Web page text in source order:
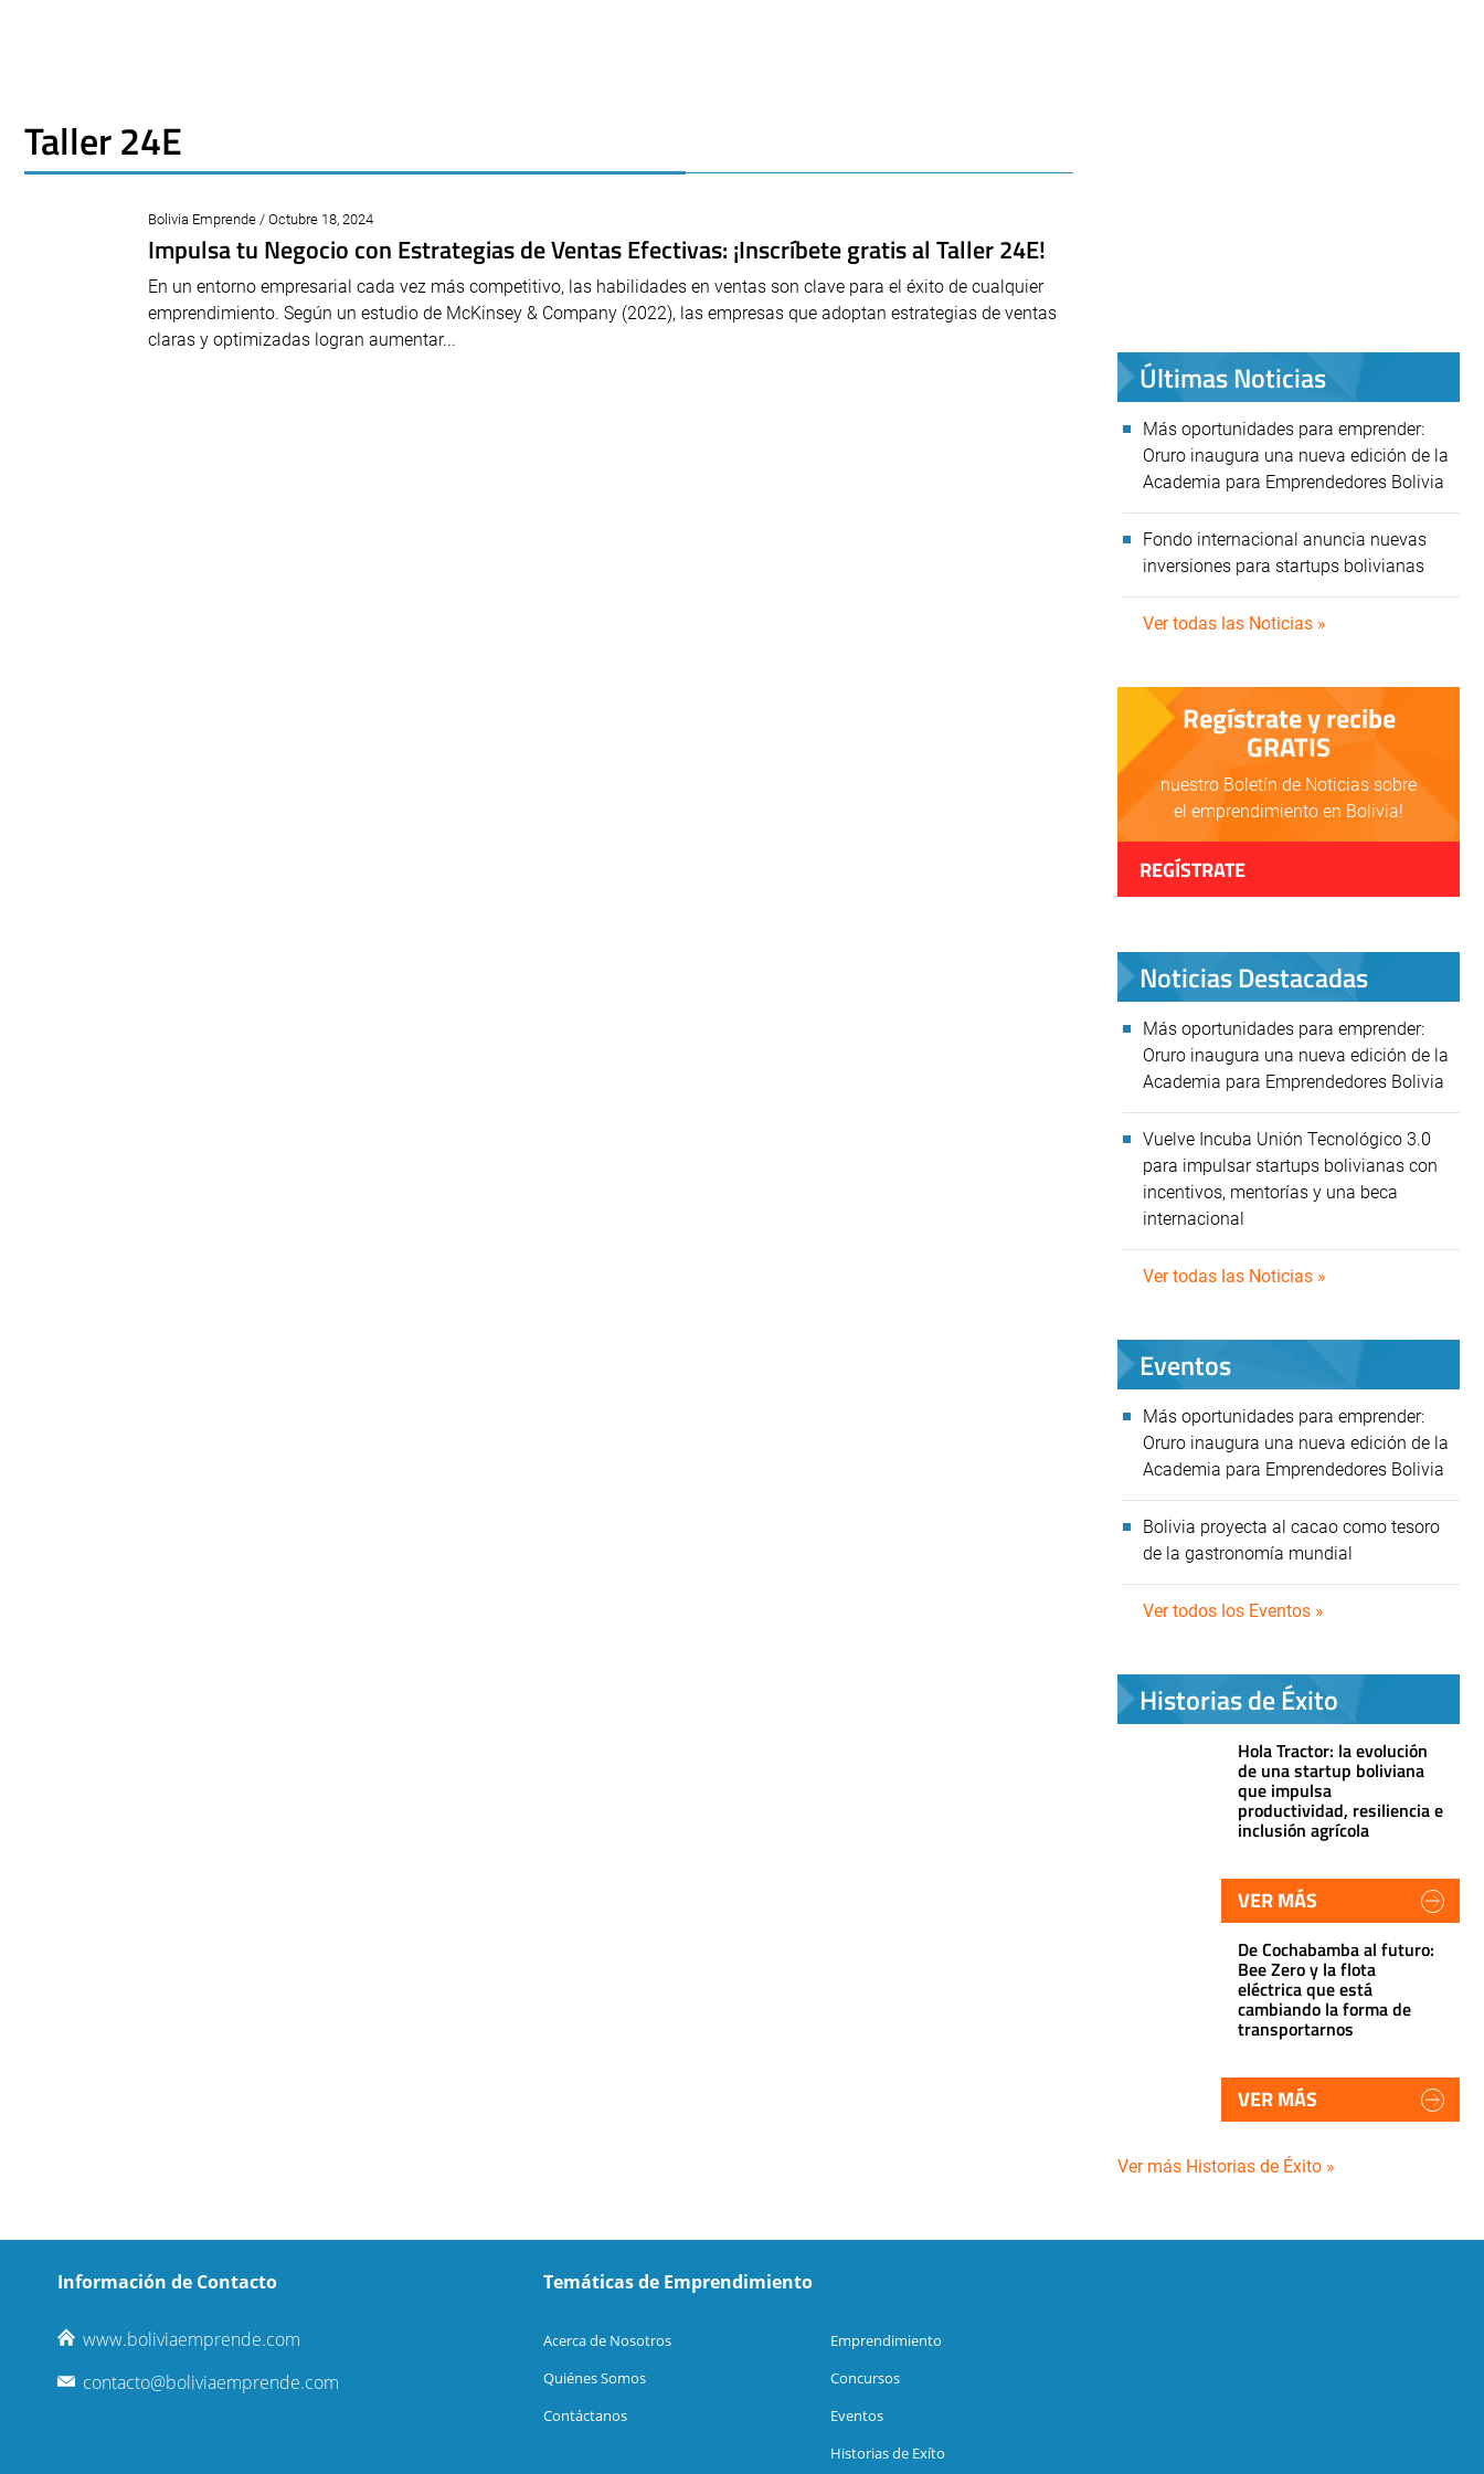
Taller 24E
Bolivia Emprende / Octubre 18, 2024
Impulsa tu Negocio con Estrategias de Ventas Efectivas: ¡Inscríbete gratis al Taller 24E!
En un entorno empresarial cada vez más competitivo, las habilidades en ventas son clave para el éxito de cualquier
emprendimiento. Según un estudio de McKinsey & Company (2022), las empresas que adoptan estrategias de ventas
claras y optimizadas logran aumentar...
Últimas Noticias
Más oportunidades para emprender:
Oruro inaugura una nueva edición de la
Academia para Emprendedores Bolivia
Fondo internacional anuncia nuevas
inversiones para startups bolivianas
Ver todas las Noticias »
Regístrate y recibe
GRATIS
nuestro Boletín de Noticias sobre
el emprendimiento en Bolivia!
REGÍSTRATE
Noticias Destacadas
Más oportunidades para emprender:
Oruro inaugura una nueva edición de la
Academia para Emprendedores Bolivia
Vuelve Incuba Unión Tecnológico 3.0
para impulsar startups bolivianas con
incentivos, mentorías y una beca
internacional
Ver todas las Noticias »
Eventos
Más oportunidades para emprender:
Oruro inaugura una nueva edición de la
Academia para Emprendedores Bolivia
Bolivia proyecta al cacao como tesoro
de la gastronomía mundial
Ver todos los Eventos »
Historias de Éxito
Hola Tractor: la evolución
de una startup boliviana
que impulsa
productividad, resiliencia e
inclusión agrícola
VER MÁS
De Cochabamba al futuro:
Bee Zero y la flota
eléctrica que está
cambiando la forma de
transportarnos
VER MÁS
Ver más Historias de Éxito »
Información de Contacto
www.boliviaemprende.com
contacto@boliviaemprende.com
Temáticas de Emprendimiento
Acerca de Nosotros
Quiénes Somos
Contáctanos
Emprendimiento
Concursos
Eventos
Historias de Exíto